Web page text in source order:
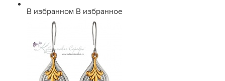
В избранном В избранное